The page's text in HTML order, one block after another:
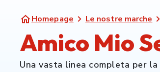
Homepage Le nostre marche
Amico Mio
Una vasta linea completa per